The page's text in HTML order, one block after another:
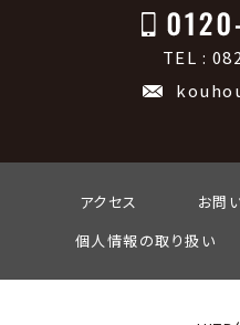
TEL :
アクセス お問
個人情報の取り扱い